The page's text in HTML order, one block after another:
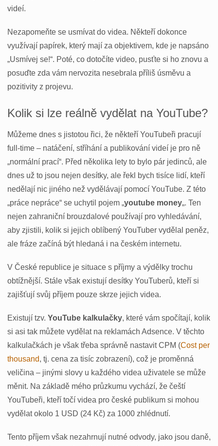
videí.
Nezapomeňte se usmívat do videa. Někteří dokonce
využívají papírek, který mají za objektivem, kde je napsáno
„Usmívej se!“. Poté, co dotočíte video, pusťte si ho znovu a
posuďte zda vám nervozita nesebrala příliš úsměvu a
pozitivity z projevu.
Kolik si lze reálně vydělat na YouTube?
Můžeme dnes s jistotou řici, že někteří YouTubeři pracují
full-time – natáčení, stříhání a publikování videí je pro ně
„normální prací“. Před několika lety to bylo pár jedinců, ale
dnes už to jsou nejen desítky, ale řekl bych tisíce lidí, kteří
nedělají nic jiného než vydělávají pomocí YouTube. Z této
„práce nepráce“ se uchytil pojem „youtube money„. Ten
nejen zahraniční brouzdalové používají pro vyhledávání,
aby zjistili, kolik si jejich oblíbený YouTuber vydělal peněz,
ale fráze začíná být hledaná i na českém internetu.
V České republice je situace s příjmy a výdělky trochu
obtížnější. Stále však existují desítky YouTuberů, kteří si
zajišťují svůj příjem pouze skrze jejich videa.
Existují tzv. YouTube kalkulačky, které vám spočítají, kolik
si asi tak můžete vydělat na reklamách Adsence. V těchto
kalkulačkách je však třeba správně nastavit CPM (Cost per
thousand, tj. cena za tisíc zobrazení), což je proměnná
veličina – jinými slovy u každého videa uživatele se může
měnit. Na základě mého průzkumu vychází, že čeští
YouTubeři, kteří točí videa pro české publikum si mohou
vydělat okolo 1 USD (24 Kč) za 1000 zhlédnutí.
Tento příjem však nezahrnují nutné odvody, jako jsou daně,